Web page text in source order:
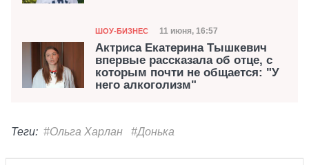
Категория
ШОУ-БИЗНЕС Дата публикации
11 июня, 16:57
Актриса Екатерина Тышкевич
впервые рассказала об отце, с
которым почти не общается: "У
него алкоголизм"
Теги: #Ольга Харлан #Донька